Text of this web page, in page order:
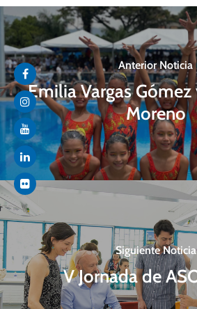
Anterior Noticia
Emilia Vargas
Moreno
Siguiente Noticia
V Jornada de